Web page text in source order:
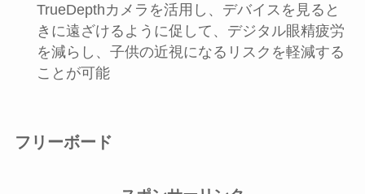
TrueDepthカメラを活用し、デバイスを見ると
きに遠ざけるように促して、デジタル眼精疲労
を減らし、子供の近視になるリスクを軽減する
ことが可能
フリーボード